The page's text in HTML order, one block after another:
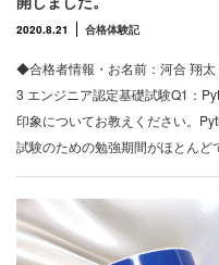
2020.8.21 合格体験記
◆合格者情報・お名前：河合 翔
3 エンジニア認定基礎試験Q1：
印象についてお教えください。
試験のための勉強期間がほとん